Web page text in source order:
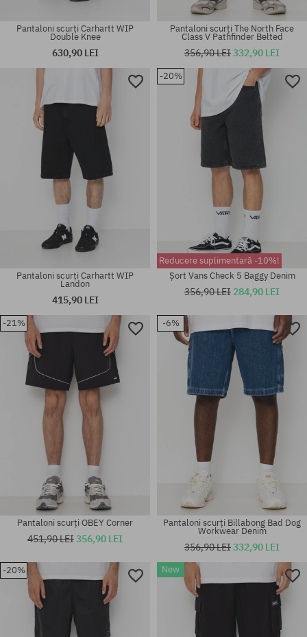
30; 32; 34
Mărimi existente:
Mărimi existente:
30; 34
Pantaloni scurți Carhartt WIP
Double Knee
630,90 LEI
Mărimi existente:
L; XL
Pantaloni scurți The North Face
Class V Pathfinder Belted
356,90 LEI332,90 LEI
Mărimi existente:
31; 32
Pantaloni scurți Carhartt WIP
Landon
415,90 LEI
-20%
Mărimi existente:
30; 31; 32
Reducere suplimentară -10%!
Șort Vans Check 5 Baggy Denim
356,90 LEI 284,90 LEI
-21%
Pantaloni scurți OBEY Corner
451,90 LEI356,90 LEI
-6%
Pantaloni scurți Billabong Bad Dog
Workwear Denim
356,90 LEI332,90 LEI
-20% New